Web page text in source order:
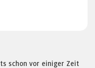
schon vor einiger Zeit